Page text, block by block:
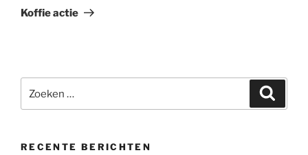
bericht
Koffie actie
naar:
RECENTE BERICHTEN